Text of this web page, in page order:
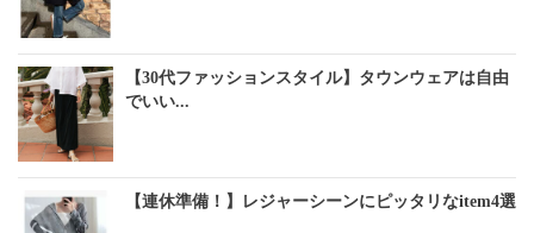
【30代ファッションスタイル】タウンウェアは自由
でいい...
【連休準備！】レジャーシーンにピッタリなitem4選